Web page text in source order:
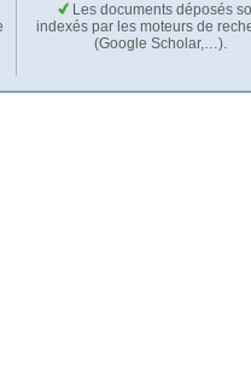
Les documents déposés
indexés par les moteurs de
(Google Scholar,…).